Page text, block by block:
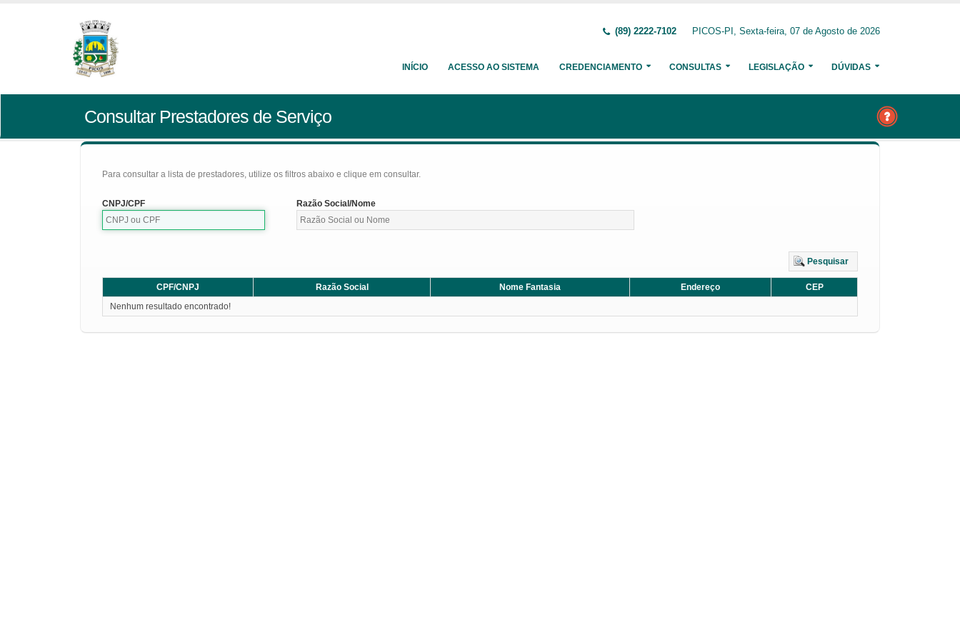
(89) 2222-7102 PICOS-PI, Sexta-feira, 07 de Agosto de 2026
INÍCIO ACESSO AO SISTEMA CREDENCIAMENTO CONSULTAS LEGISLAÇÃO DÚVIDAS
Consultar Prestadores de Serviço
Para consultar a lista de prestadores, utilize os filtros abaixo e clique em consultar.
CNPJ/CPF Razão Social/Nome
Pesquisar
CPF/CNPJ Razão Social Nome Fantasia Endereço
CEP
Nenhum resultado encontrado!